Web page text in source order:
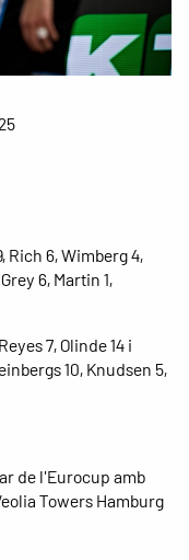
Rich 6, Wimberg 4,
6, Martin 1,
7, Olinde 14 i
10, Knudsen 5,
de l'Eurocup amb
Towers Hamburg